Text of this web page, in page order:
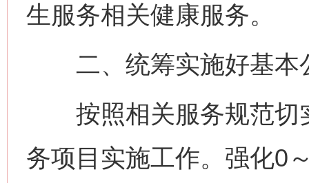
生服务相关健康服务。
二、统筹实施好基本
按照相关服务规范切
务项目实施工作。强化0